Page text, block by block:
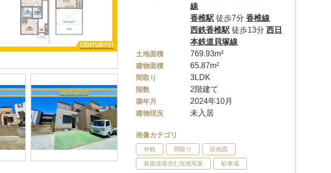
線
香椎駅 徒歩7分香椎線
西鉄香椎駅 徒歩13分西日
本鉄道貝塚線
土地面積 769.93m²
建物面積 65.87m²
間取り 3LDK
階数 2階建て
築年月 2024年10月
建物現況 未入居
画像カテゴリ
外観 間取り 区画図
前面道路含む現地写真 駐車場